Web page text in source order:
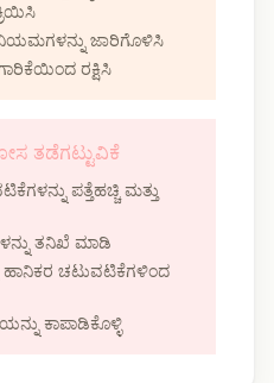
ಜಾರಿಗೊಳಿಸಿ
ರಕ್ಷಿಸಿ
ತಡೆಗಟ್ಟುವಿಕೆ
ಪತ್ತೆಹಚ್ಚಿ ಮತ್ತು
ತನಿಖೆ ಮಾಡಿ
ಹಾನಿಕರ ಚಟುವಟಿಕೆಗಳಿಂದ
ಕಾಪಾಡಿಕೊಳ್ಳಿ